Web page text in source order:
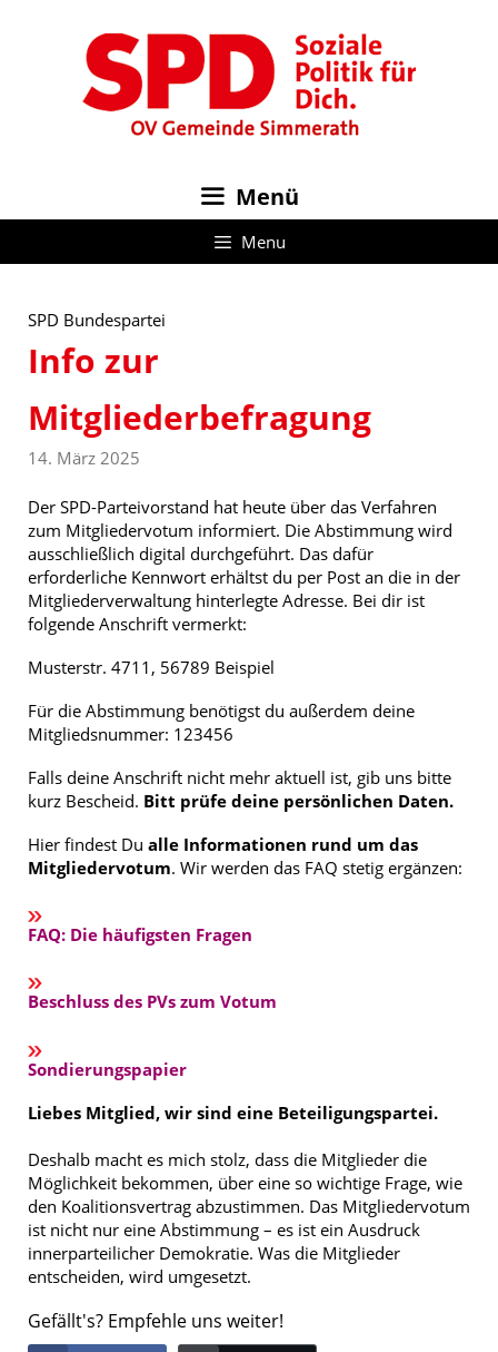
Menü
Menu
SPD Bundespartei
Info zur
Mitgliederbefragung
14. März 2025
Der SPD-Parteivorstand hat heute über das Verfahren
zum Mitgliedervotum informiert. Die Abstimmung wird
ausschließlich digital durchgeführt. Das dafür
erforderliche Kennwort erhältst du per Post an die in der
Mitgliederverwaltung hinterlegte Adresse. Bei dir ist
folgende Anschrift vermerkt:
Musterstr. 4711, 56789 Beispiel
Für die Abstimmung benötigst du außerdem deine
Mitgliedsnummer: 123456
Falls deine Anschrift nicht mehr aktuell ist, gib uns bitte
kurz Bescheid. Bitt prüfe deine persönlichen Daten.
Hier findest Du alle Informationen rund um das
Mitgliedervotum. Wir werden das FAQ stetig ergänzen:
FAQ: Die häufigsten Fragen
Beschluss des PVs zum Votum
Sondierungspapier
Liebes Mitglied, wir sind eine Beteiligungspartei.
Deshalb macht es mich stolz, dass die Mitglieder die
Möglichkeit bekommen, über eine so wichtige Frage, wie
den Koalitionsvertrag abzustimmen. Das Mitgliedervotum
ist nicht nur eine Abstimmung – es ist ein Ausdruck
innerparteilicher Demokratie. Was die Mitglieder
entscheiden, wird umgesetzt.
Gefällt's? Empfehle uns weiter!